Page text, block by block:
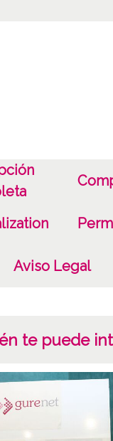
VI-165-1986
de las imágenes
4.0
Aviso Legal
te puede